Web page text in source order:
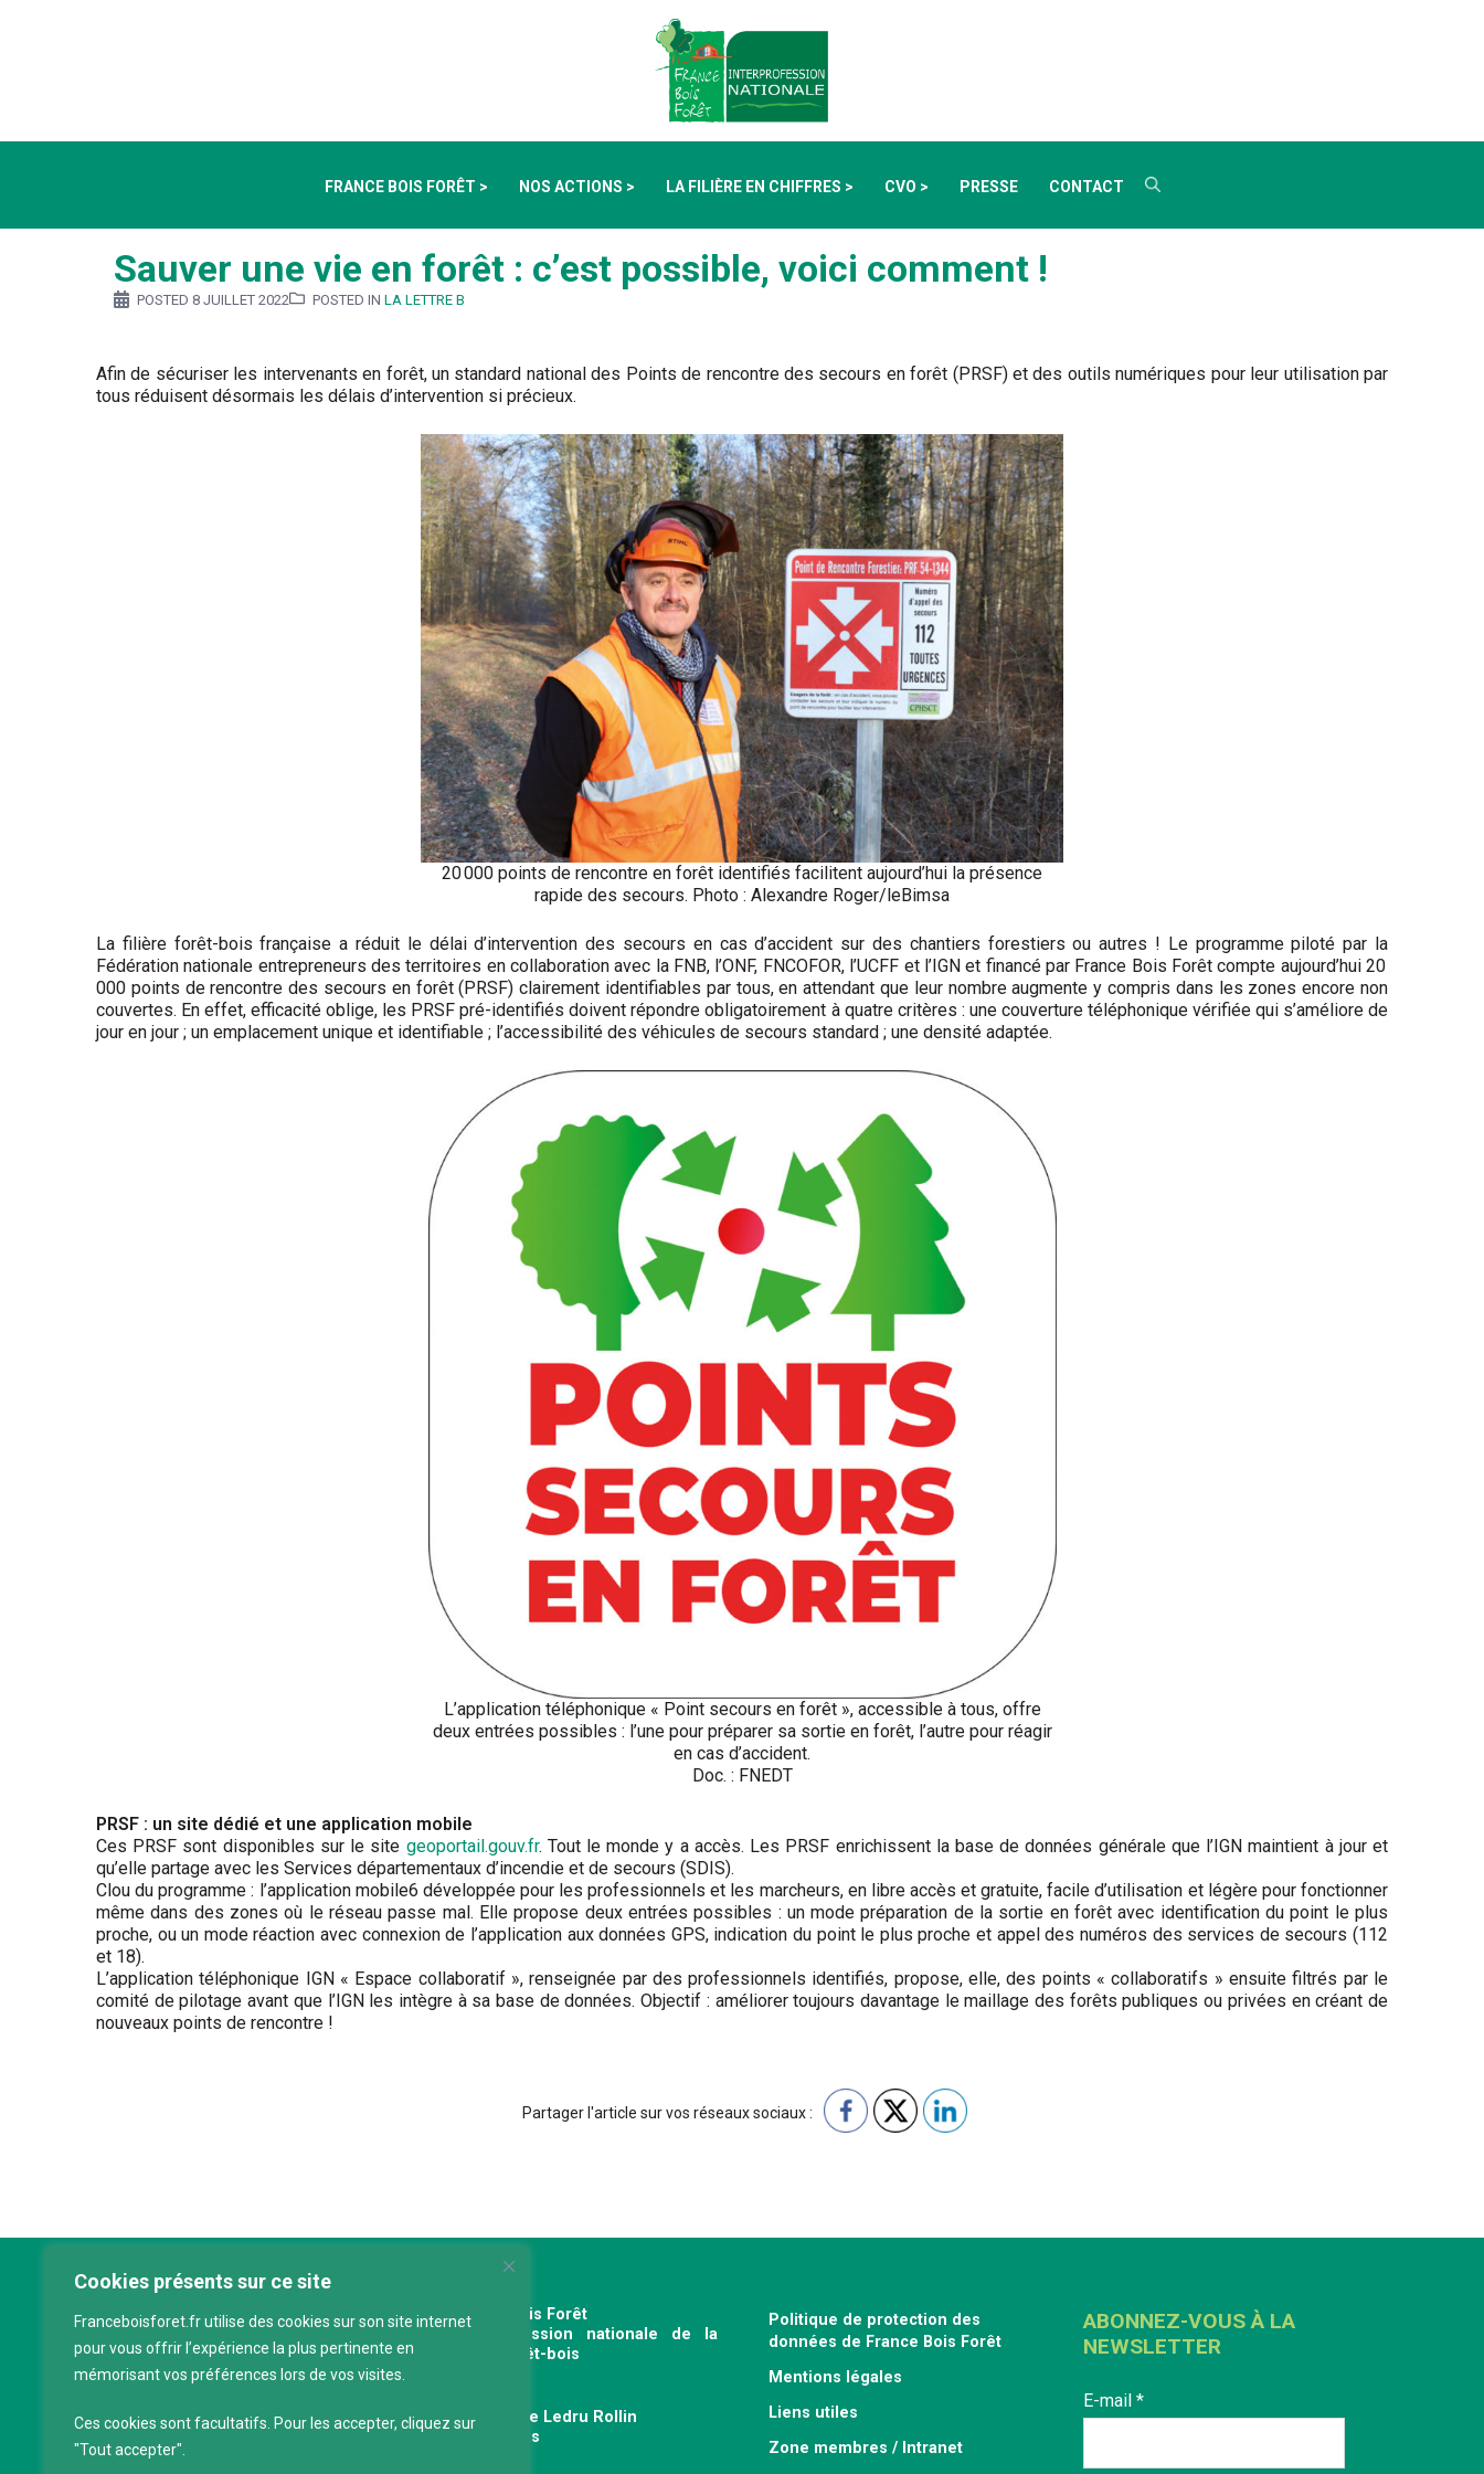
Cookies présents sur ce site
Franceboisforet.fr utilise des cookies sur son site internet
pour vous offrir l’expérience la plus pertinente en
mémorisant vos préférences lors de vos visites.
Ces cookies sont facultatifs. Pour les accepter, cliquez sur
"Tout accepter".
FRANCE BOIS FORÊT > NOS ACTIONS > LA FILIÈRE EN CHIFFRES > CVO > PRESSE CONTACT
Sauver une vie en forêt : c’est possible, voici comment !
POSTED 8 JUILLET 2022 POSTED IN LA LETTRE B
Afin de sécuriser les intervenants en forêt, un standard national des Points de rencontre des secours en forêt (PRSF) et des outils numériques pour leur utilisation par
tous réduisent désormais les délais d’intervention si précieux.
20 000 points de rencontre en forêt identifiés facilitent aujourd’hui la présence
rapide des secours. Photo : Alexandre Roger/leBimsa
La filière forêt-bois française a réduit le délai d’intervention des secours en cas d’accident sur des chantiers forestiers ou autres ! Le programme piloté par la
Fédération nationale entrepreneurs des territoires en collaboration avec la FNB, l’ONF, FNCOFOR, l’UCFF et l’IGN et financé par France Bois Forêt compte aujourd’hui 20
000 points de rencontre des secours en forêt (PRSF) clairement identifiables par tous, en attendant que leur nombre augmente y compris dans les zones encore non
couvertes. En effet, efficacité oblige, les PRSF pré-identifiés doivent répondre obligatoirement à quatre critères : une couverture téléphonique vérifiée qui s’améliore de
jour en jour ; un emplacement unique et identifiable ; l’accessibilité des véhicules de secours standard ; une densité adaptée.
L’application téléphonique « Point secours en forêt », accessible à tous, offre
deux entrées possibles : l’une pour préparer sa sortie en forêt, l’autre pour réagir
en cas d’accident.
Doc. : FNEDT
PRSF : un site dédié et une application mobile
Ces PRSF sont disponibles sur le site geoportail.gouv.fr. Tout le monde y a accès. Les PRSF enrichissent la base de données générale que l’IGN maintient à jour et
qu’elle partage avec les Services départementaux d’incendie et de secours (SDIS).
Clou du programme : l’application mobile6 développée pour les professionnels et les marcheurs, en libre accès et gratuite, facile d’utilisation et légère pour fonctionner
même dans des zones où le réseau passe mal. Elle propose deux entrées possibles : un mode préparation de la sortie en forêt avec identification du point le plus
proche, ou un mode réaction avec connexion de l’application aux données GPS, indication du point le plus proche et appel des numéros des services de secours (112
et 18).
L’application téléphonique IGN « Espace collaboratif », renseignée par des professionnels identifiés, propose, elle, des points « collaboratifs » ensuite filtrés par le
comité de pilotage avant que l’IGN les intègre à sa base de données. Objectif : améliorer toujours davantage le maillage des forêts publiques ou privées en créant de
nouveaux points de rencontre !
Partager l'article sur vos réseaux sociaux :
France Bois Forêt
Interprofession nationale de la
filière forêt-bois
120 avenue Ledru Rollin
75011 Paris
Politique de protection des
données de France Bois Forêt
Mentions légales
Liens utiles
Zone membres / Intranet
ABONNEZ-VOUS À LA
NEWSLETTER
E-mail *